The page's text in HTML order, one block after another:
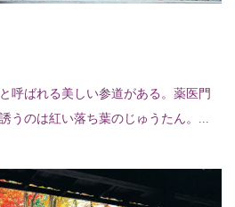
呼ばれる美しい参道がある。薬医門
うのは紅い落ち葉のじゅうたん。...